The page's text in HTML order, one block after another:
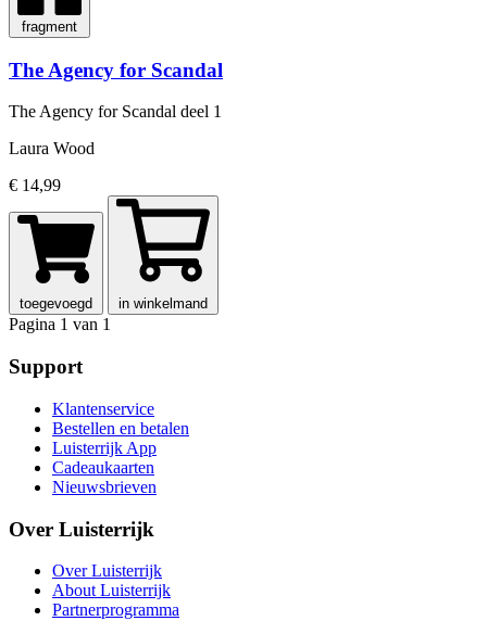
fragment
The Agency for Scandal
The Agency for Scandal deel 1
Laura Wood
€ 14,99
toegevoegd in winkelmand
Pagina 1 van 1
Support
Klantenservice
Bestellen en betalen
Luisterrijk App
Cadeaukaarten
Nieuwsbrieven
Over Luisterrijk
Over Luisterrijk
About Luisterrijk
Partnerprogramma